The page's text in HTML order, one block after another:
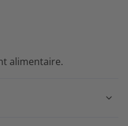
alimentaire.